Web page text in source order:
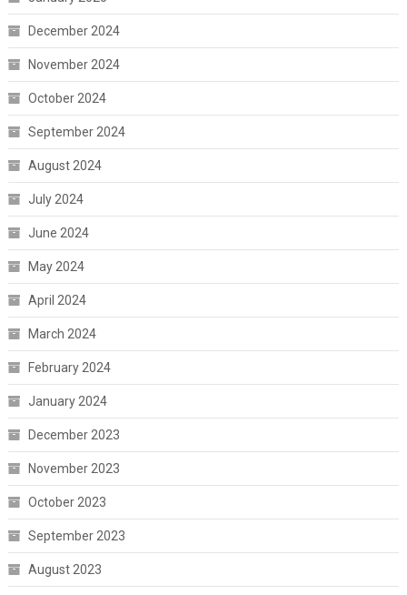
December 2024
November 2024
October 2024
September 2024
August 2024
July 2024
June 2024
May 2024
April 2024
March 2024
February 2024
January 2024
December 2023
November 2023
October 2023
September 2023
August 2023